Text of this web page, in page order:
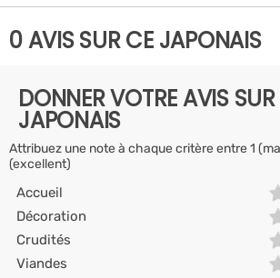
0 AVIS SUR CE JAPONAIS
DONNER VOTRE AVIS
JAPONAIS
Attribuez une note à chaque critère entre 1
(excellent)
Accueil
Décoration
Crudités
Viandes